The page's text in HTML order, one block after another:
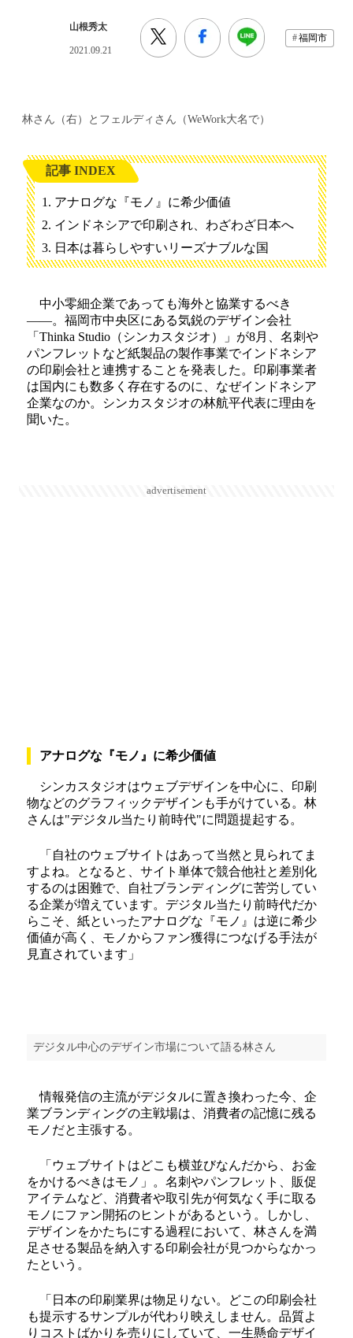
山根秀太
2021.09.21
福岡市
林さん（右）とフェルディさん（WeWork大名で）
記事 INDEX
アナログな『モノ』に希少価値
インドネシアで印刷され、わざわざ日本へ
日本は暮らしやすいリーズナブルな国
中小零細企業であっても海外と協業するべき
――。福岡市中央区にある気鋭のデザイン会社
「Thinka Studio（シンカスタジオ）」が8月、名刺や
パンフレットなど紙製品の製作事業でインドネシア
の印刷会社と連携することを発表した。印刷事業者
は国内にも数多く存在するのに、なぜインドネシア
企業なのか。シンカスタジオの林航平代表に理由を
聞いた。
advertisement
アナログな『モノ』に希少価値
シンカスタジオはウェブデザインを中心に、印刷
物などのグラフィックデザインも手がけている。林
さんは"デジタル当たり前時代"に問題提起する。
「自社のウェブサイトはあって当然と見られてま
すよね。となると、サイト単体で競合他社と差別化
するのは困難で、自社ブランディングに苦労してい
る企業が増えています。デジタル当たり前時代だか
らこそ、紙といったアナログな『モノ』は逆に希少
価値が高く、モノからファン獲得につなげる手法が
見直されています」
デジタル中心のデザイン市場について語る林さん
情報発信の主流がデジタルに置き換わった今、企
業ブランディングの主戦場は、消費者の記憶に残る
モノだと主張する。
「ウェブサイトはどこも横並びなんだから、お金
をかけるべきはモノ」。名刺やパンフレット、販促
アイテムなど、消費者や取引先が何気なく手に取る
モノにファン開拓のヒントがあるという。しかし、
デザインをかたちにする過程において、林さんを満
足させる製品を納入する印刷会社が見つからなかっ
たという。
「日本の印刷業界は物足りない。どこの印刷会社
も提示するサンプルが代わり映えしません。品質よ
りコストばかりを売りにしていて、一生懸命デザイ